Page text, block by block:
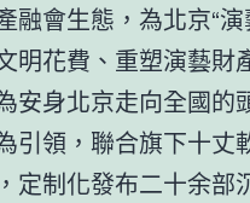
融會生態，為北京“演
明花費、重塑演藝財
安身北京走向全國的
引領，聯合旗下十丈
定制化發布二十余部